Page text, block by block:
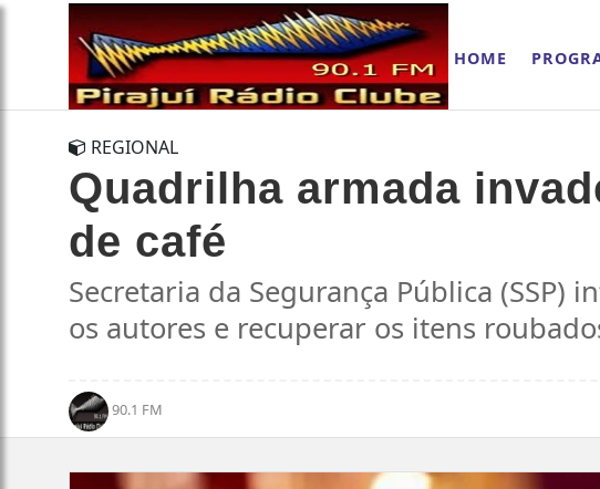
HOME
REGIONAL
Quadrilha armada
de café
Secretaria da Segurança Pública
os autores e recuperar os itens
90.1 FM